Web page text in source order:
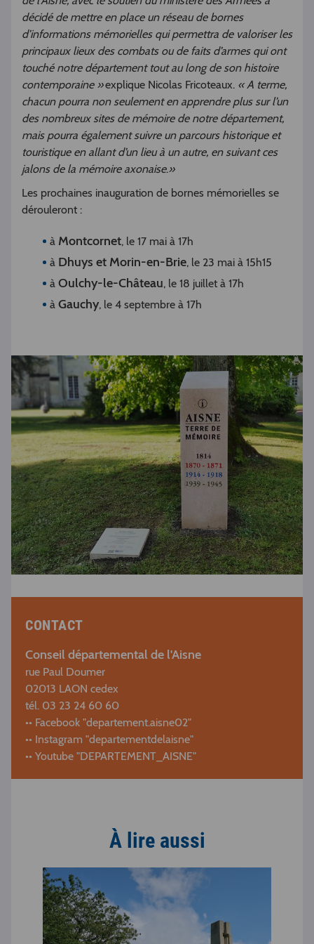
décidé de mettre en place un réseau de bornes
d’informations mémorielles qui permettra de valoriser les
principaux lieux des combats ou de faits d’armes qui ont
touché notre département tout au long de son histoire
contemporaine »explique Nicolas Fricoteaux. « A terme,
chacun pourra non seulement en apprendre plus sur l’un
des nombreux sites de mémoire de notre département,
mais pourra également suivre un parcours historique et
touristique en allant d’un lieu à un autre, en suivant ces
jalons de la mémoire axonaise.»
Les prochaines inauguration de bornes mémorielles se
dérouleront :
à Montcornet, le 17 mai à 17h
à Dhuys et Morin-en-Brie, le 23 mai à 15h15
à Oulchy-le-Château, le 18 juillet à 17h
à Gauchy, le 4 septembre à 17h
CONTACT
Conseil départemental de l'Aisne
rue Paul Doumer
02013 LAON cedex
tél. 03 23 24 60 60
•• Facebook "departement.aisne02"
•• Instagram "departementdelaisne"
•• Youtube "DEPARTEMENT_AISNE"
À lire aussi